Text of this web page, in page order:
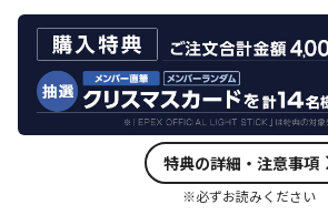
特典の詳細・注意事項
※必ずお読みください